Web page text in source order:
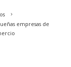
empresas de